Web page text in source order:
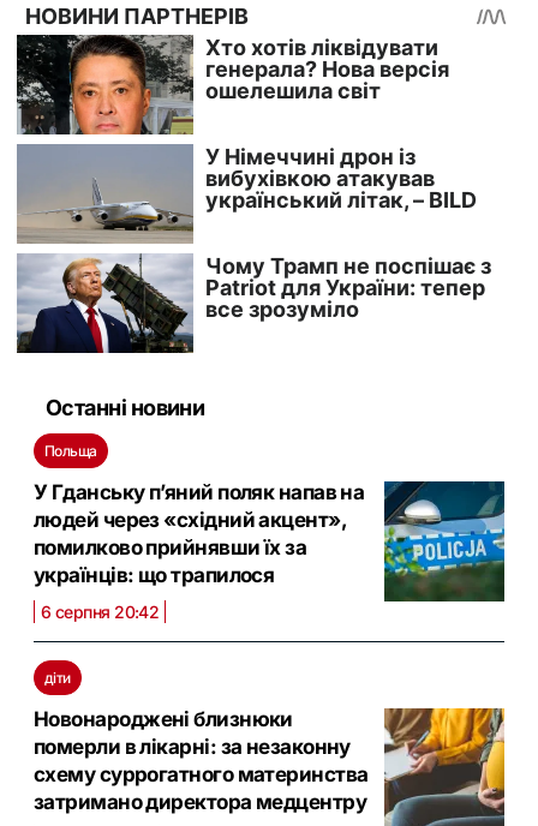
Останні новини
Польща
У Гданську п’яний поляк напав на
людей через «східний акцент»,
помилково прийнявши їх за
українців: що трапилося
6 серпня 20:42
діти
Новонароджені близнюки
померли в лікарні: за незаконну
схему суррогатного материнства
затримано директора медцентру